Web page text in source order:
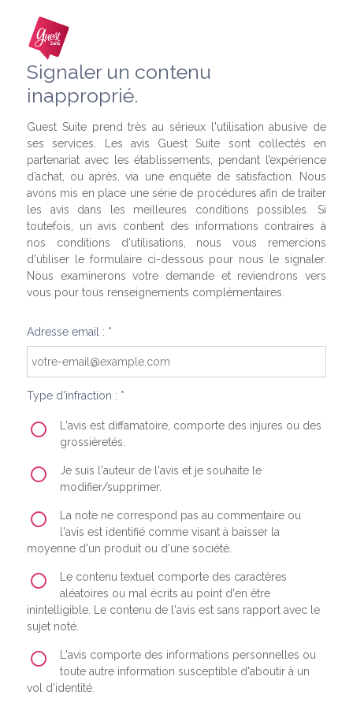
Signaler un contenu
inapproprié.
Guest Suite prend très au sérieux l'utilisation abusive de
ses services. Les avis Guest Suite sont collectés en
partenariat avec les établissements, pendant l’expérience
d’achat, ou après, via une enquête de satisfaction. Nous
avons mis en place une série de procédures afin de traiter
les avis dans les meilleures conditions possibles. Si
toutefois, un avis contient des informations contraires à
nos conditions d'utilisations, nous vous remercions
d'utiliser le formulaire ci-dessous pour nous le signaler.
Nous examinerons votre demande et reviendrons vers
vous pour tous renseignements complémentaires.
Adresse email : *
Type d'infraction : *
L'avis est diffamatoire, comporte des injures ou des
grossièretés.
Je suis l'auteur de l'avis et je souhaite le
modifier/supprimer.
La note ne correspond pas au commentaire ou
l'avis est identifié comme visant à baisser la
moyenne d'un produit ou d'une société.
Le contenu textuel comporte des caractères
aléatoires ou mal écrits au point d'en être
inintelligible. Le contenu de l'avis est sans rapport avec le
sujet noté.
L'avis comporte des informations personnelles ou
toute autre information susceptible d'aboutir à un
vol d'identité.